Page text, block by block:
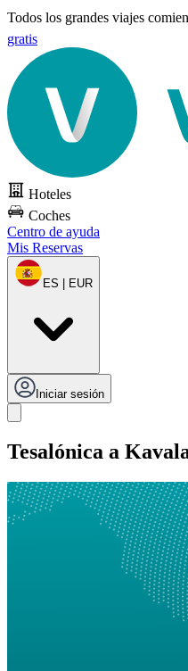
Todos los grandes viajes
gratis
Hoteles
Coches
Centro de ayuda
Mis Reservas
ES | EUR
Iniciar sesión
Tesalónica a